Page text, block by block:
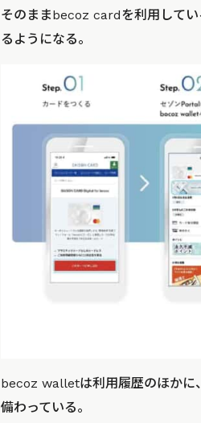
そのままbecoz cardを利用して
るようになる。
becoz walletは利用履歴のほかに
備わっている。